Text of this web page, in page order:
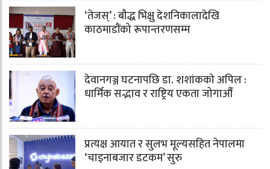
‘तेजस्’ : बौद्ध भिक्षु देशनिकालादेखि
काठमाडौंको रूपान्तरणसम्म
देवानगञ्ज घटनापछि डा. शशांककाे अपिल :
धार्मिक सद्भाव र राष्ट्रिय एकता जोगाऔँ
प्रत्यक्ष आयात र सुलभ मूल्यसहित नेपालमा
‘चाइनाबजार डटकम’ सुरु